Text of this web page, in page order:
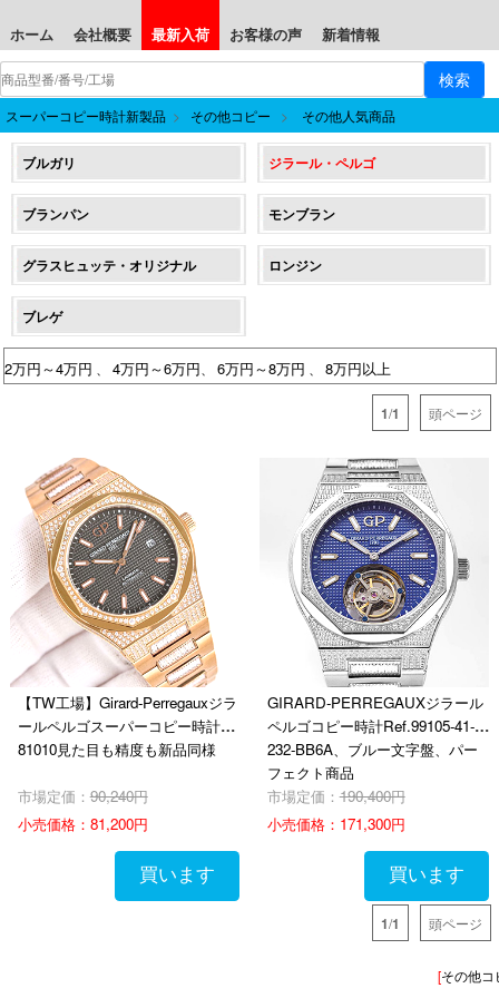
ホーム 会社概要 最新入荷 お客様の声 新着情報
スーパーコピー時計新製品 > その他コピー > その他人気商品
ブルガリ ジラール・ペルゴ
ブランパン モンブラン
グラスヒュッテ・オリジナル ロンジン
ブレゲ
2万円～4万円 4万円～6万円 6万円～8万円 8万円以上
1/1 頭ページ
【TW工場】Girard-Perregauxジラ
ールペルゴスーパーコピー時計
81010見た目も精度も新品同様
市場定価：90,240円
小売価格： 81,200円
買います
GIRARD-PERREGAUXジラール
ペルゴコピー時計Ref.99105-41-
232-BB6A、ブルー文字盤、パー
フェクト商品
市場定価：190,400円
小売価格： 171,300円
買います
1/1 頭ページ
[その他コ